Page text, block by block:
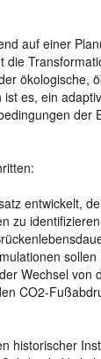
auf einer
ökologische,
es, ein
entwickelt,
zu
Wechsel
CO2-
historischer